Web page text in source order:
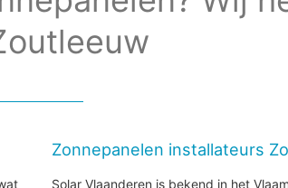
Zonnepanelen installateurs
Solar Vlaanderen is bekend in het